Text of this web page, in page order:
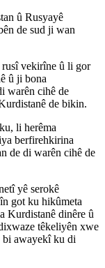
û Rusyayê
de sud ji wan
vekirîne û li gor
û ji bona
warên cihê de
de bikin.
li herêma
berfirehkirina
de di warên cihê de
yê serokê
got ku hikûmeta
Kurdistanê dinêre û
têkeliyên xwe
bi awayekî ku di